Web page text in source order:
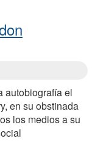
autobiografía el
en su obstinada
los medios a su